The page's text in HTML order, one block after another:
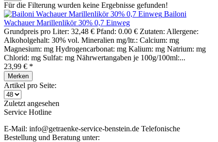
Für die Filterung wurden keine Ergebnisse gefunden!
Bailoni
Wachauer Marillenlikör 30% 0,7 Einweg
Grundpreis pro Liter: 32,48 € Pfand: 0.00 € Zutaten: Allergene:
Alkoholgehalt: 30% vol. Mineralien mg/ltr.: Calcium: mg
Magnesium: mg Hydrogencarbonat: mg Kalium: mg Natrium: mg
Chlorid: mg Sulfat: mg Nährwertangaben je 100g/100ml:...
23,99 € *
Merken
Artikel pro Seite:
Zuletzt angesehen
Service Hotline
E-Mail: info@getraenke-service-benstein.de Telefonische
Bestellung und Beratung unter: